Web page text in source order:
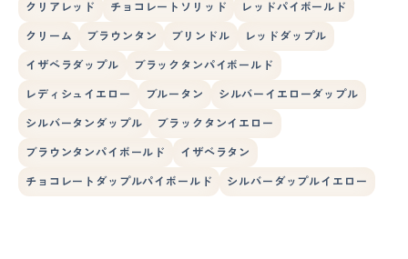
クリアレッド チョコレートソリッド レッドパイボールド
クリーム ブラウンタン ブリンドル レッドダップル
イザベラダップル ブラックタンパイボールド
レディシュイエロー ブルータン シルバーイエローダップル
シルバータンダップル ブラックタンイエロー
ブラウンタンパイボールド イザベラタン
チョコレートダップルパイボールド シルバーダップルイエロー